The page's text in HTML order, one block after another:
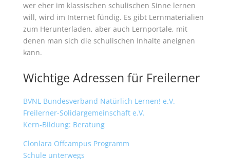
wer eher im klassischen schulischen Sinne lernen
will, wird im Internet fündig. Es gibt Lernmaterialien
zum Herunterladen, aber auch Lernportale, mit
denen man sich die schulischen Inhalte aneignen
kann.
Wichtige Adressen für Freilerner
BVNL Bundesverband Natürlich Lernen! e.V.
Freilerner-Solidargemeinschaft e.V.
Kern-Bildung: Beratung
Clonlara Offcampus Programm
Schule unterwegs